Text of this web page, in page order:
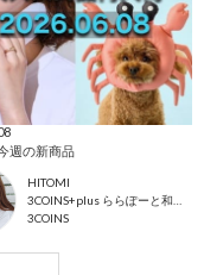
週の新商品
HITOMI
3COINS